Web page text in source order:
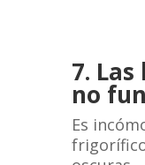
7.
no
Es